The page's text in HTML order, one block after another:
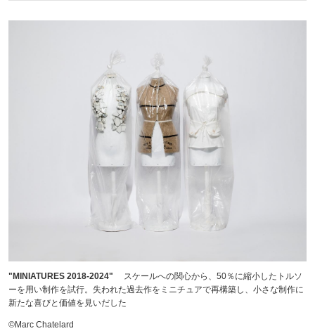
"MINIATURES 2018-2024" スケールへの関心から、50％に縮小したトルソ
ーを用い制作を試行。失われた過去作をミニチュアで再構築し、小さな制作に
新たな喜びと価値を見いだした
©Marc Chatelard